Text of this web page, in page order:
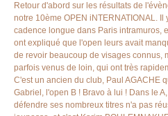
Retour d'abord sur les résultats de
notre 10ème OPEN iNTERNATIONAL.
cadence longue dans Paris intramuros,
ont expliqué que l'open leurs avait
de revoir beaucoup de visages connus,
parfois venus de loin, qui ont très
C'est un ancien du club, Paul AGACHE
Gabriel, l'open B ! Bravo à lui ! Dans le
défendre ses nombreux titres n'a pas